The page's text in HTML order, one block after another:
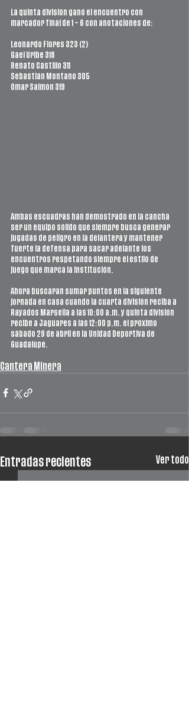
La quinta división ganó el encuentro con
marcador final de 1 – 6 con anotaciones de:
Leonardo Flores 323 (2)
Gael Uribe 318
Renato Castillo 311
Sebastián Montano 305
Omar Salmón 319
Ambas escuadras han demostrado en la cancha
ser un equipo sólido que siempre busca generar
jugadas de peligro en la delantera y mantener
fuerte la defensa para sacar adelante los
encuentros respetando siempre el estilo de
juego que marca la institución.
Ahora buscaran sumar puntos en la siguiente
jornada en casa cuando la cuarta división reciba a
Rayados Marsella a las 10:00 a.m. y quinta división
recibe a Jaguares a las 12:00 p.m. el próximo
sábado 29 de abril en la Unidad Deportiva de
Guadalupe.
Cantera Minera
Entradas recientes Ver todo